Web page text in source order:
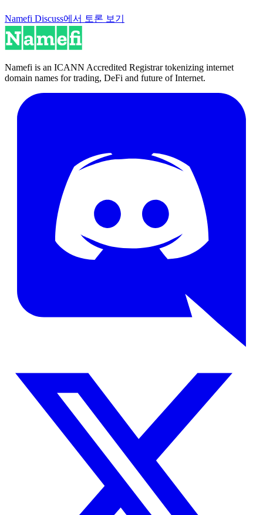
Namefi Discuss에서 토론 보기
Namefi is an ICANN Accredited Registrar tokenizing internet
domain names for trading, DeFi and future of Internet.